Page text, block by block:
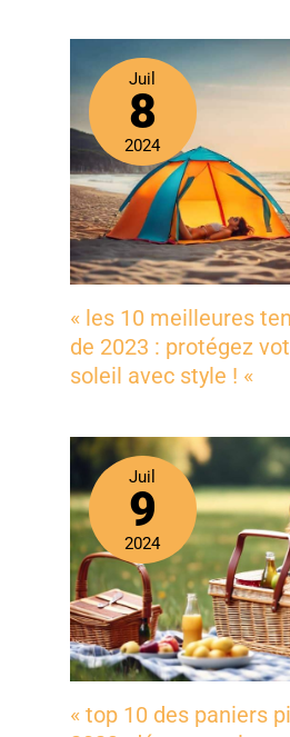
Juil
8
2024
« les 10 meilleures
de 2023 : protégez
soleil avec style ! «
Juil
9
2024
« top 10 des paniers